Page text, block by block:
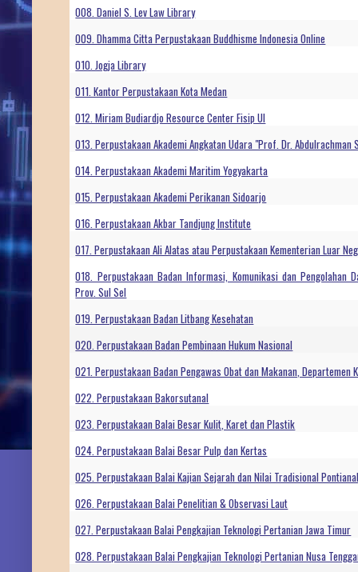
008. Daniel S. Lev Law Library
009. Dhamma Citta Perpustakaan Buddhisme Indonesia Online
010. Jogja Library
011. Kantor Perpustakaan Kota Medan
012. Miriam Budiardjo Resource Center Fisip UI
013. Perpustakaan Akademi Angkatan Udara "Prof. Dr. Abdulrachman
014. Perpustakaan Akademi Maritim Yogyakarta
015. Perpustakaan Akademi Perikanan Sidoarjo
016. Perpustakaan Akbar Tandjung Institute
017. Perpustakaan Ali Alatas atau Perpustakaan Kementerian Luar
018. Perpustakaan Badan Informasi, Komunikasi dan Pengolahan
Prov. Sul Sel
019. Perpustakaan Badan Litbang Kesehatan
020. Perpustakaan Badan Pembinaan Hukum Nasional
021. Perpustakaan Badan Pengawas Obat dan Makanan, Departemen
022. Perpustakaan Bakorsutanal
023. Perpustakaan Balai Besar Kulit, Karet dan Plastik
024. Perpustakaan Balai Besar Pulp dan Kertas
025. Perpustakaan Balai Kajian Sejarah dan Nilai Tradisional
026. Perpustakaan Balai Penelitian & Observasi Laut
027. Perpustakaan Balai Pengkajian Teknologi Pertanian Jawa Timur
028. Perpustakaan Balai Pengkajian Teknologi Pertanian Nusa